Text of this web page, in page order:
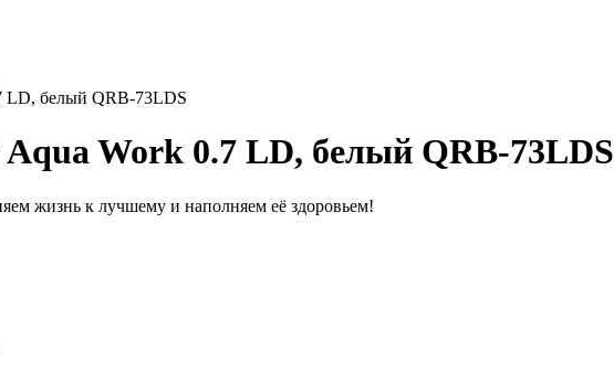
LD, белый QRB-73LDS
Work 0.7 LD, белый QRB-73LDS
жизнь к лучшему и наполняем её здоровьем!